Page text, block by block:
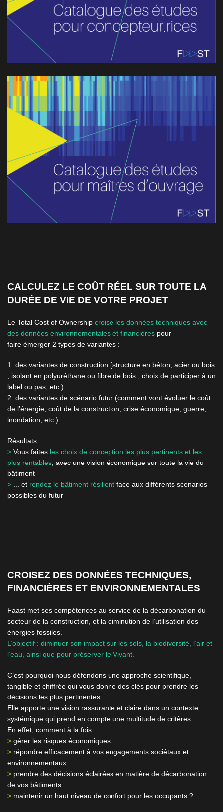
CALCULEZ LE COÛT RÉEL SUR TOUTE LA
DURÉE DE VIE DE VOTRE PROJET
Le Total Cost of Ownership croise les données techniques avec
des données environnementales et financières pour
faire émerger 2 types de variantes :
1. des variantes de construction (structure en béton, acier ou bois
; isolant en polyuréthane ou fibre de bois ; choix de participer à un
label ou pas, etc.)
2. des variantes de scénario futur (comment vont évoluer le coût
de l’énergie, coût de la construction, crise économique, guerre,
inondation, etc.)
Résultats :
> Vous faites les choix de conception les plus pertinents et les
plus rentables, avec une vision économique sur toute la vie du
bâtiment
> ... et rendez le bâtiment résilient face aux différents scenarios
possibles du futur
CROISEZ DES DONNÉES TECHNIQUES,
FINANCIÈRES ET ENVIRONNEMENTALES
Faast met ses compétences au service de la décarbonation du
secteur de la construction, et la diminution de l’utilisation des
énergies fossiles.
L’objectif : diminuer son impact sur les sols, la biodiversité, l’air et
l’eau, ainsi que pour préserver le Vivant.
C’est pourquoi nous défendons une approche scientifique,
tangible et chiffrée qui vous donne des clés pour prendre les
décisions les plus pertinentes.
Elle apporte une vision rassurante et claire dans un contexte
systémique qui prend en compte une multitude de critères.
En effet, comment à la fois :
> gérer les risques économiques
> répondre efficacement à vos engagements sociétaux et
environnementaux
> prendre des décisions éclairées en matière de décarbonation
de vos bâtiments
> maintenir un haut niveau de confort pour les occupants ?